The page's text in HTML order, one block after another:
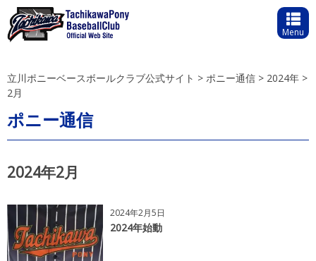
Menu
立川ポニーベースボールクラブ公式サイト > ポニー通信 > 2024年 >
2月
ポニー通信
2024年2月
2024年2月5日
2024年始動